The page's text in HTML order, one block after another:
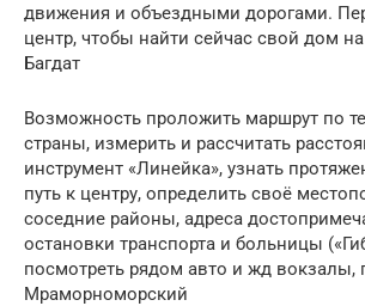
движения и объездными дорогами.
центр, чтобы найти сейчас свой дом
Багдат
Возможность проложить маршрут по
страны, измерить и рассчитать
инструмент «Линейка», узнать
путь к центру, определить своё
соседние районы, адреса
остановки транспорта и больницы
посмотреть рядом авто и жд вокзалы,
Мраморноморский